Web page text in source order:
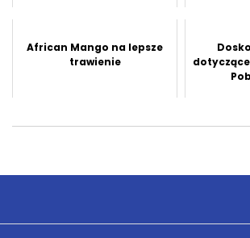
African Mango na lepsze
trawienie